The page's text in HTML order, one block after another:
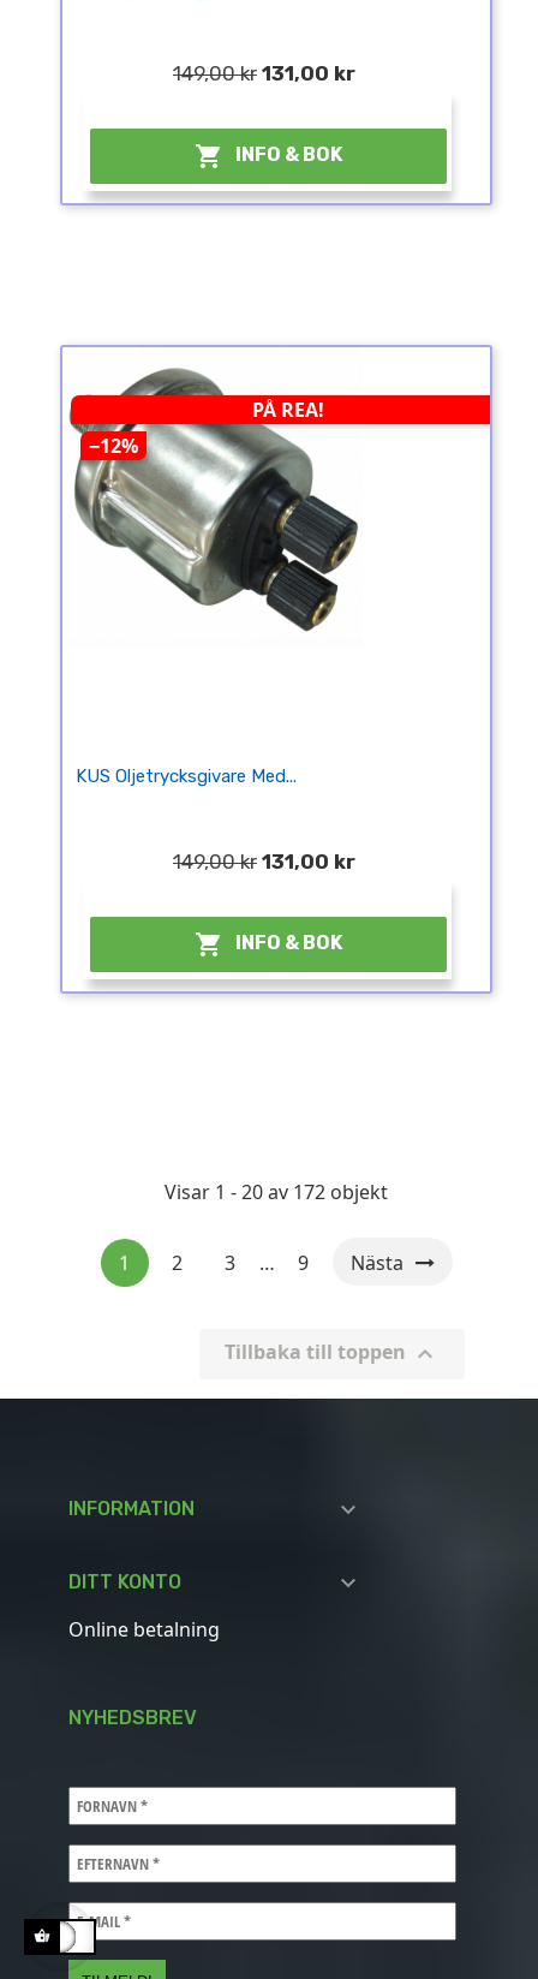
149,00 kr 131,00 kr
 INFO & BOK
PÅ REA!
−12%
KUS Oljetrycksgivare Med...
149,00 kr 131,00 kr
 INFO & BOK
Visar 1 - 20 av 172 objekt
1 2 3 … 9 Nästa
Tillbaka till toppen 
INFORMATION 
DITT KONTO 
Online betalning
NYHEDSBREV